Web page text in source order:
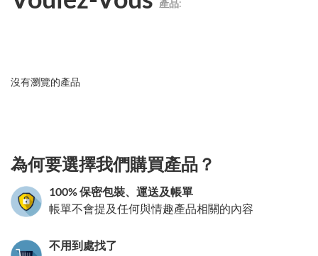
產品:
沒有瀏覽的產品
為何要選擇我們購買產品？
100% 保密包裝、運送及帳單
帳單不會提及任何與情趣產品相關的內容
不用到處找了